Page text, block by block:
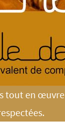
en